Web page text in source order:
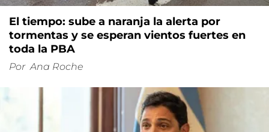
El tiempo: sube a naranja la alerta por
tormentas y se esperan vientos fuertes en
toda la PBA
Por Ana Roche